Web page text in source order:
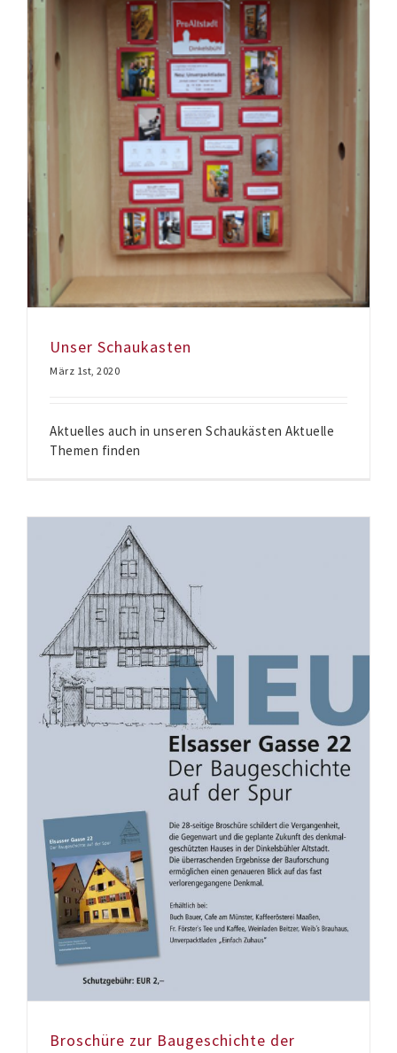
Unser Schaukasten
März 1st, 2020
Aktuelles auch in unseren Schaukästen Aktuelle
Themen finden
Broschüre zur Baugeschichte der